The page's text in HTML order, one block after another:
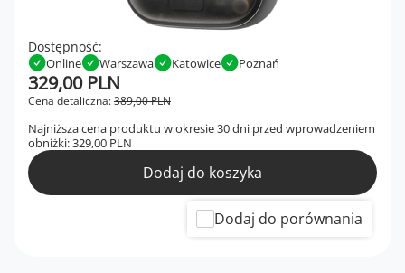
Dostępność:
Online Warszawa Katowice Poznań
Cena detaliczna:389,00 PLN
329,00 PLN
Najniższa cena produktu w okresie 30 dni przed wprowadzeniem
obniżki:329,00 PLN
Dodaj do koszyka
Dodaj do porównania